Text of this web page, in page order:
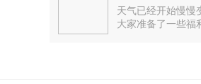
天气已经开始慢慢
大家准备了一些福